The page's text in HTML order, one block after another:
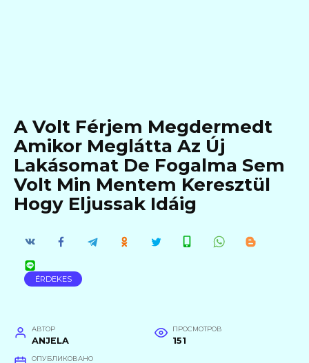
A Volt Férjem Megdermedt
Amikor Meglátta Az Új
Lakásomat De Fogalma Sem
Volt Min Mentem Keresztül
Hogy Eljussak Idáig
ÉRDEKES
АВТОР
ANJELA
ПРОСМОТРОВ
151
ОПУБЛИКОВАНО